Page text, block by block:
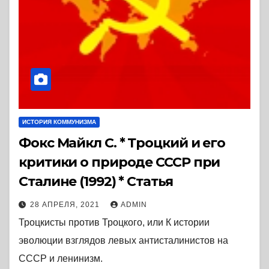
ИСТОРИЯ КОММУНИЗМА
Фокс Майкл С. * Троцкий и его
критики о природе СССР при
Сталине (1992) * Статья
28 АПРЕЛЯ, 2021 ADMIN
Троцкисты против Троцкого, или К истории
эволюции взглядов левых антисталинистов на
СССР и ленинизм.